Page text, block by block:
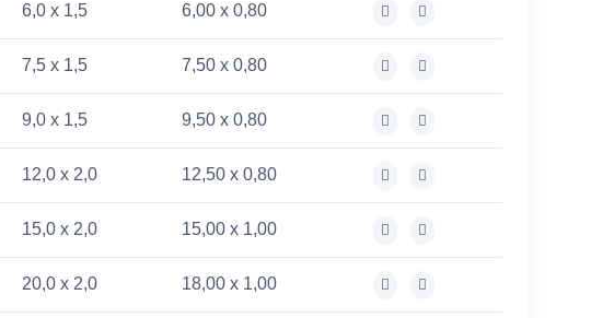
6,0 x 1,5 6,00 x 0,80
7,5 x 1,5 7,50 x 0,80
9,0 x 1,5 9,50 x 0,80
12,0 x 2,0 12,50 x 0,80
15,0 x 2,0 15,00 x 1,00
20,0 x 2,0 18,00 x 1,00